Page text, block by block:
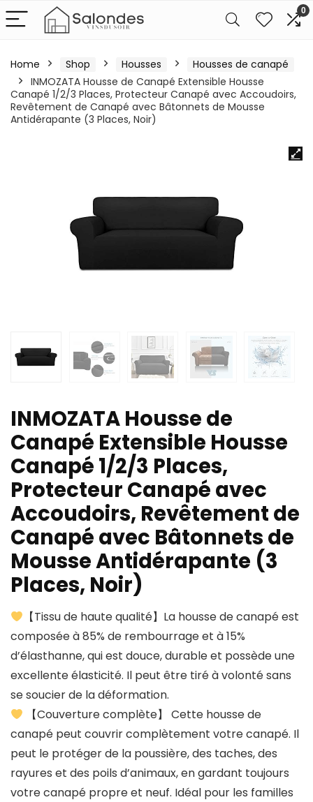
0
Home Shop Housses
Housses de canapé
INMOZATA Housse de Canapé Extensible Housse
Canapé 1/2/3 Places, Protecteur Canapé avec Accoudoirs,
Revêtement de Canapé avec Bâtonnets de Mousse
Antidérapante (3 Places, Noir)
INMOZATA Housse de
Canapé Extensible Housse
Canapé 1/2/3 Places,
Protecteur Canapé avec
Accoudoirs, Revêtement de
Canapé avec Bâtonnets de
Mousse Antidérapante (3
Places, Noir)
【Tissu de haute qualité】La housse de canapé est
composée à 85% de rembourrage et à 15%
d’élasthanne, qui est douce, durable et possède une
excellente élasticité. Il peut être tiré à volonté sans
se soucier de la déformation.
【Couverture complète】 Cette housse de
canapé peut couvrir complètement votre canapé. Il
peut le protéger de la poussière, des taches, des
rayures et des poils d’animaux, en gardant toujours
votre canapé propre et neuf. Idéal pour les familles